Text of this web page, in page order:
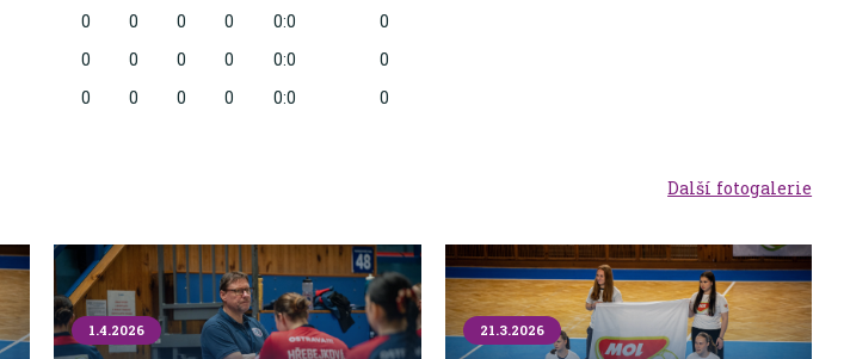
0 0 0 0 0:0
0
0 0 0 0 0:0
0
0 0 0 0 0:0 0
Další fotogalerie
1.4.2026 21.3.2026